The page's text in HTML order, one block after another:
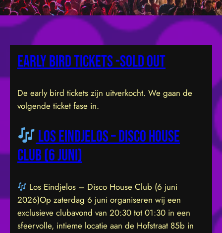
Early bird tickets -sold out
De early bird tickets zijn uitverkocht. We gaan de
volgende ticket fase in.
Los Eindjelos – Disco House
Club (6 juni)
Los Eindjelos – Disco House Club (6 juni
2026)Op zaterdag 6 juni organiseren wij een
exclusieve clubavond van 20:30 tot 01:30 in een
sfeervolle, intieme locatie aan de Hofstraat 85b in